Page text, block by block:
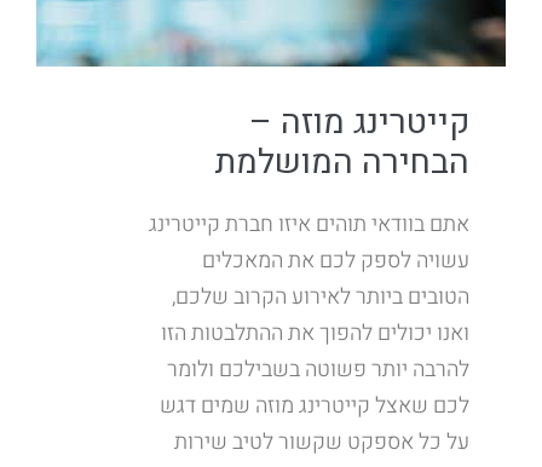
קייטרינג מוזה –
הבחירה המושלמת
אתם בוודאי תוהים איזו חברת קייטרינג
עשויה לספק לכם את המאכלים
הטובים ביותר לאירוע הקרוב שלכם,
ואנו יכולים להפוך את ההתלבטות הזו
להרבה יותר פשוטה בשבילכם ולומר
לכם שאצל קייטרינג מוזה שמים דגש
על כל אספקט שקשור לטיב שירות